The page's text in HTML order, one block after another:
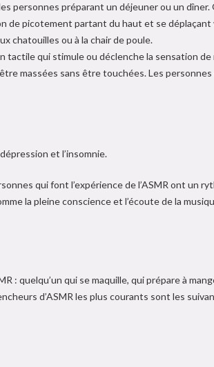
personnes préparant un déjeuner ou un
de picotement partant du haut et se
chatouilles ou à la chair de poule.
tactile qui stimule ou déclenche la sensation
massées sans être touchées. Les
et l’insomnie.
qui font l’expérience de l’ASMR ont un
la pleine conscience et l’écoute de la
: quelqu’un qui se maquille, qui prépare à
d’ASMR les plus courants sont les